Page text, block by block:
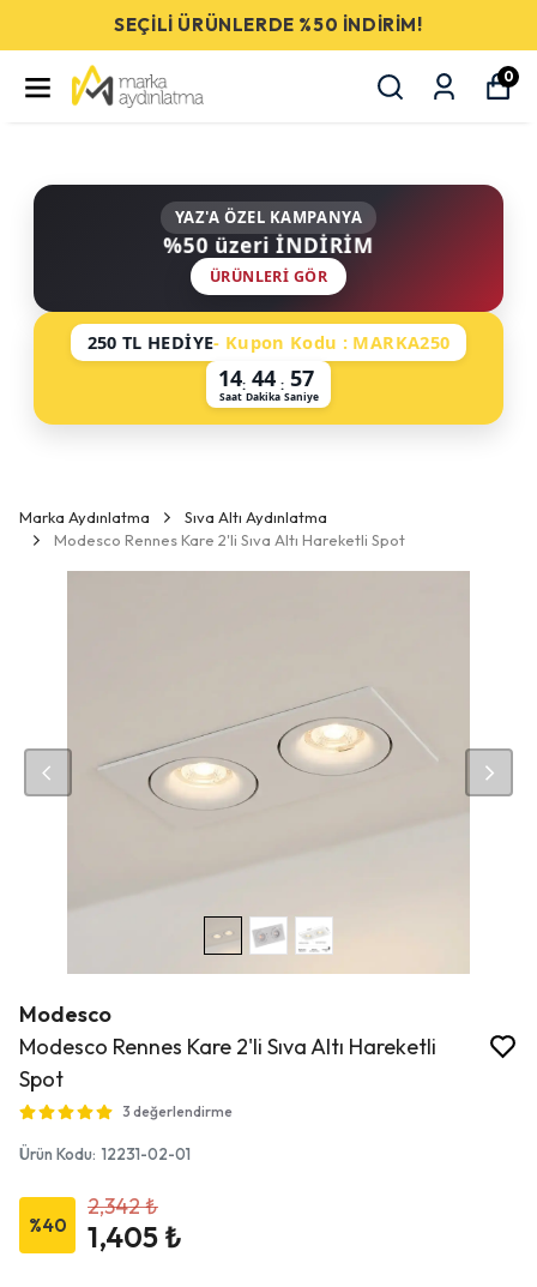
SEÇİLİ ÜRÜNLERDE %50 İNDİRİM!
0
YAZ'A ÖZEL KAMPANYA
%50 üzeri İNDİRİM
ÜRÜNLERI GÖR
250 TL HEDİYE- Kupon Kodu : MARKA250
14
Saat
: 44
Dakika
: 57
Saniye
Marka Aydınlatma
Sıva Altı Aydınlatma
Modesco Rennes Kare 2'li Sıva Altı Hareketli Spot
Modesco
Modesco Rennes Kare 2'li Sıva Altı Hareketli
Spot
3 değerlendirme
Ürün Kodu: 12231-02-01
%40
2,342 ₺
1,405 ₺